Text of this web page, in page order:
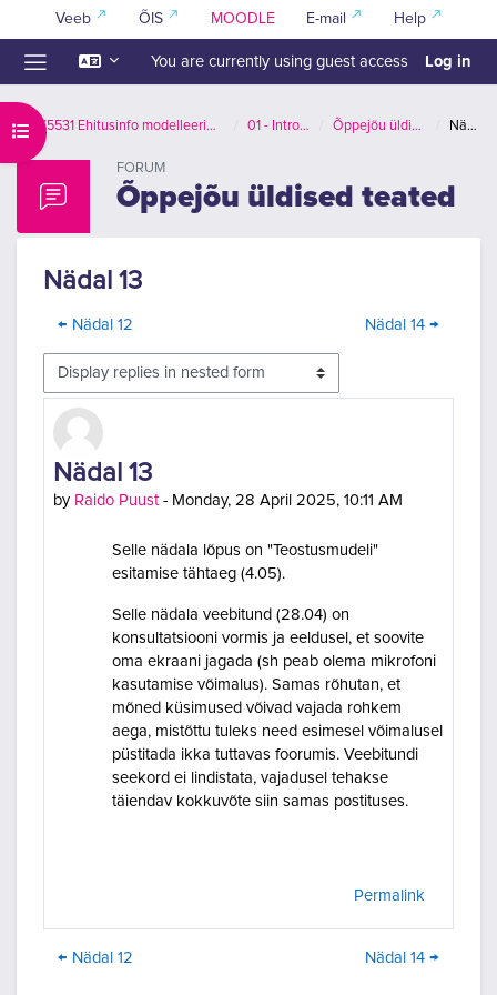
Skip to main content
Veeb ÕIS MOODLE E-mail Help
Side panel
You are currently using guest access Log in
Open course index EPX5531 Ehitusinfo modelleerimise alused (BIM I) 01 - Introduction Õppejõu üldised teated Nädal 13
FORUM
Õppejõu üldised teated
Nädal 13
← Nädal 12 Nädal 14 →
Display mode
Nädal 13
by Raido Puust - Monday, 28 April 2025, 10:11 AM
Number of replies: 0
Selle nädala lõpus on "Teostusmudeli"
esitamise tähtaeg (4.05).
Selle nädala veebitund (28.04) on
konsultatsiooni vormis ja eeldusel, et soovite
oma ekraani jagada (sh peab olema mikrofoni
kasutamise võimalus). Samas rõhutan, et
mõned küsimused võivad vajada rohkem
aega, mistõttu tuleks need esimesel võimalusel
püstitada ikka tuttavas foorumis. Veebitundi
seekord ei lindistata, vajadusel tehakse
täiendav kokkuvõte siin samas postituses.
Permalink
← Nädal 12 Nädal 14 →